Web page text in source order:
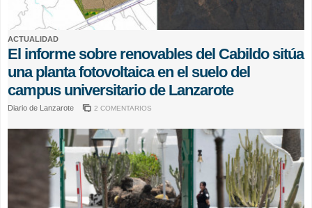
ACTUALIDAD
El informe sobre renovables del Cabildo sitúa
una planta fotovoltaica en el suelo del
campus universitario de Lanzarote
Diario de Lanzarote 2 COMENTARIOS